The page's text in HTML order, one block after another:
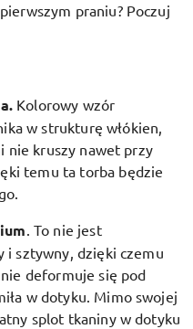
praniu? Poczuj
Kolorowy wzór
w strukturę włókien,
nie kruszy nawet przy
temu ta torba będzie
. To nie jest
i sztywny, dzięki czemu
deformuje się pod
w dotyku. Mimo swojej
splot tkaniny w dotyku